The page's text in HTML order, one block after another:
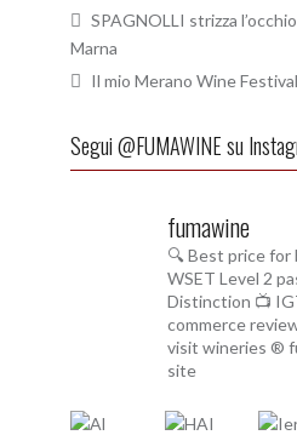
SPAGNOLLI strizza
Marna
Il mio Merano Wine Festival
Segui @FUMAWINE su
fumawine
🔍 Best price for
WSET Level 2
Distinction 📺
commerce
visit wineries ®
site